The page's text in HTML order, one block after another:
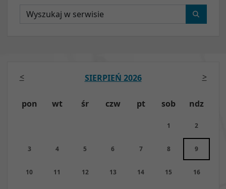
Wyszukaj
SIERPIEŃ 2026
pon wt śr czw pt sob ndz
1 2
3 4 5 6 7 8 9
10 11 12 13 14 15 16
< >